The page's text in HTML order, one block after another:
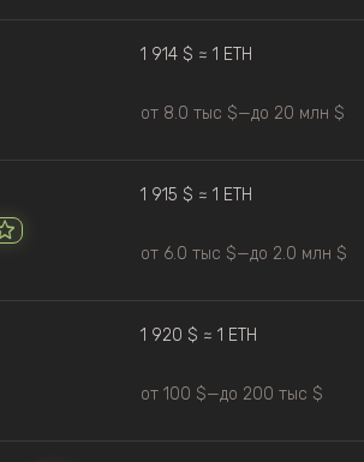
1 914 $ ≈ 1 ETH
от 8.0 тыс $—до 20 млн $
1 915 $ ≈ 1 ETH
от 6.0 тыс $—до 2.0 млн $
1 920 $ ≈ 1 ETH
от 100 $—до 200 тыс $